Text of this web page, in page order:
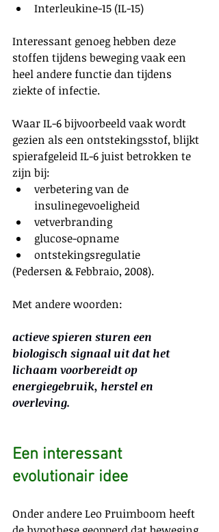
Interleukine-15 (IL-15)
Interessant genoeg hebben deze
stoffen tijdens beweging vaak een
heel andere functie dan tijdens
ziekte of infectie.
Waar IL-6 bijvoorbeeld vaak wordt
gezien als een ontstekingsstof, blijkt
spierafgeleid IL-6 juist betrokken te
zijn bij:
verbetering van de
insulinegevoeligheid
vetverbranding
glucose-opname
ontstekingsregulatie
(Pedersen & Febbraio, 2008).
Met andere woorden:
actieve spieren sturen een
biologisch signaal uit dat het
lichaam voorbereidt op
energiegebruik, herstel en
overleving.
Een interessant
evolutionair idee
Onder andere Leo Pruimboom heeft